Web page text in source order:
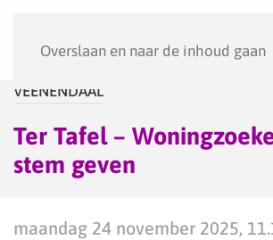
Overslaan en naar de inhoud gaan
VEENENDAAL
Ter Tafel –
stem geven
maandag 24 november 2025,